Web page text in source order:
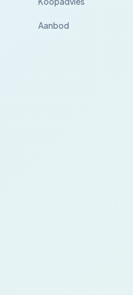
Aanbod